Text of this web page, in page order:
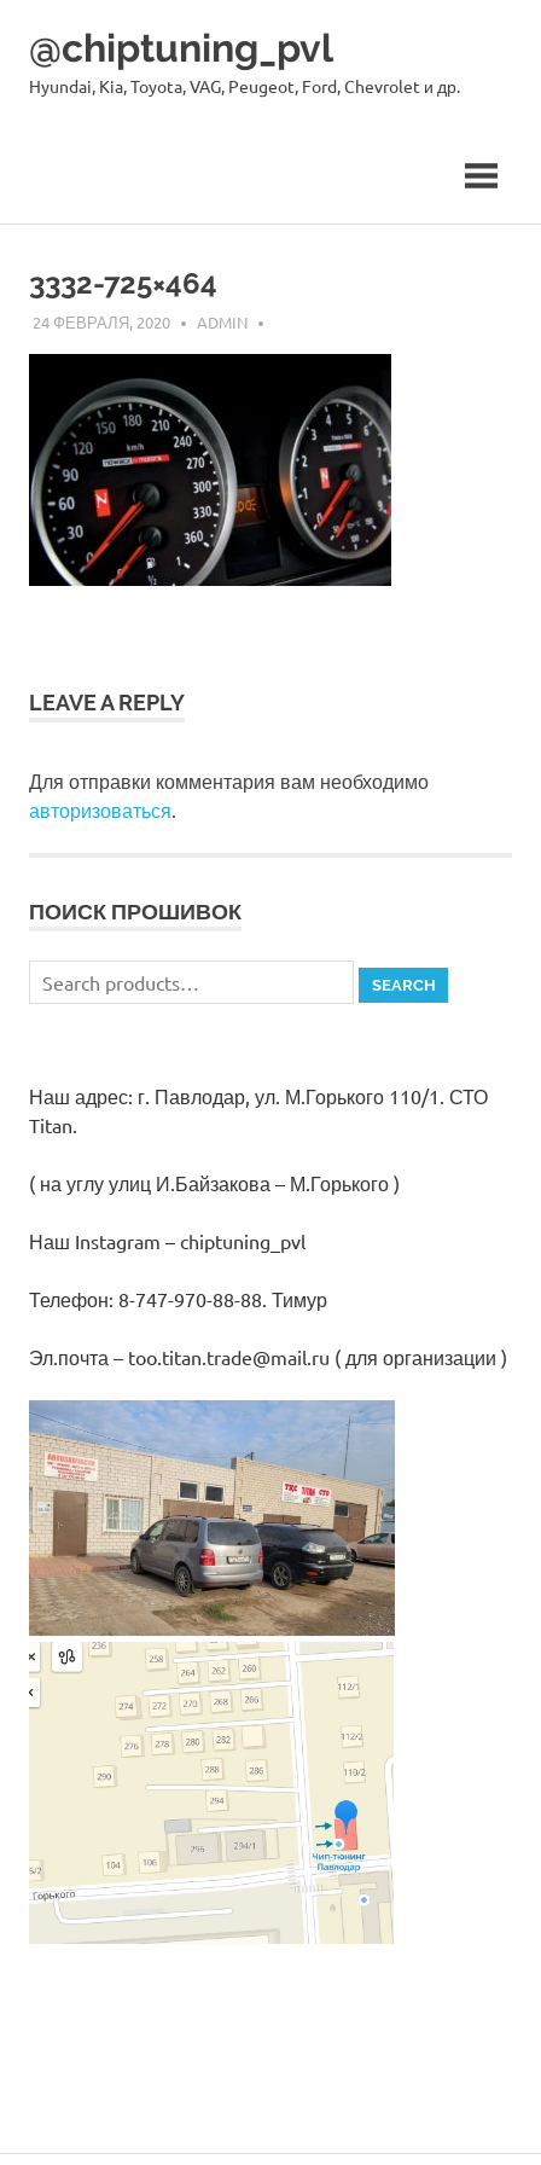
content
@chiptuning_pvl
Hyundai, Kia, Toyota, VAG, Peugeot, Ford, Chevrolet и др.
3332-725×464
24 ФЕВРАЛЯ, 2020 ADMIN
LEAVE A REPLY
Для отправки комментария вам необходимо
авторизоваться.
ПОИСК ПРОШИВОК
Search
for:
SEARCH
Наш адрес: г. Павлодар, ул. М.Горького 110/1. СТО
Titan.
( на углу улиц И.Байзакова – М.Горького )
Наш Instagram – chiptuning_pvl
Телефон: 8-747-970-88-88. Тимур
Эл.почта – too.titan.trade@mail.ru ( для организации )